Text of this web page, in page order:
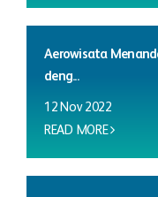
Aerowisata
deng...
12 Nov 2022
READ MORE